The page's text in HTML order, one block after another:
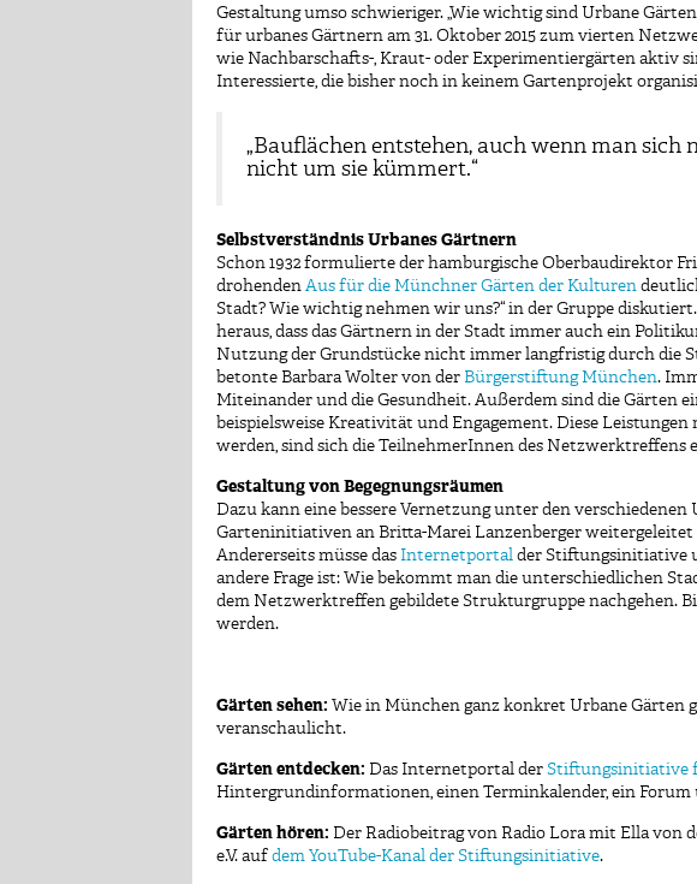
Gestaltung umso schwieriger. „Wie wichtig sind Urbane
für urbanes Gärtnern am 31. Oktober 2015 zum vierten
wie Nachbarschafts-, Kraut- oder Experimentiergärten aktiv
Interessierte, die bisher noch in keinem Gartenprojekt
„Bauflächen entstehen, auch wenn man
nicht um sie kümmert.“
Selbstverständnis Urbanes Gärtnern
Schon 1932 formulierte der hamburgische Oberbaudirektor
drohenden Aus für die Münchner Gärten der Kulturen
Stadt? Wie wichtig nehmen wir uns?“ in der Gruppe
heraus, dass das Gärtnern in der Stadt immer auch ein
Nutzung der Grundstücke nicht immer langfristig durch die
betonte Barbara Wolter von der Bürgerstiftung München.
Miteinander und die Gesundheit. Außerdem sind die Gärten
beispielsweise Kreativität und Engagement. Diese
werden, sind sich die TeilnehmerInnen des Netzwerktreffens
Gestaltung von Begegnungsräumen
Dazu kann eine bessere Vernetzung unter den
Garteninitiativen an Britta-Marei Lanzenberger
Andererseits müsse das Internetportal der Stiftungsinitiative
andere Frage ist: Wie bekommt man die unterschiedlichen
dem Netzwerktreffen gebildete Strukturgruppe nachgehen.
werden.
Gärten sehen: Wie in München ganz konkret Urbane Gärten
veranschaulicht.
Gärten entdecken: Das Internetportal der Stiftungsinitiative
Hintergrundinformationen, einen Terminkalender, ein Forum
Gärten hören: Der Radiobeitrag von Radio Lora mit Ella von
e.V. auf dem YouTube-Kanal der Stiftungsinitiative.